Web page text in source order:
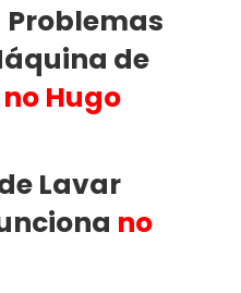
Problemas
de
no Hugo
Lavar
no